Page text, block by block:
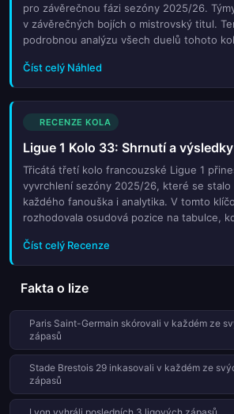
pro závěrečnou fázi sezóny 2025/26.
v závěrečných bojích o mistrovský titul.
podrobnou analýzu všech duelů tohoto
Zaměřujeme se na hlavní favority i
body. Poskytujeme strategické pohledy
jednotlivé zápasy ovlivnit konečné pořadí
najdou také expertní tipy a předpovědi
analytiků sledoval všechny důležité
nejpřesnější informace. Připravte se na
sezóny s naším komplexním přehledem,
všemi důležitými událostmi tohoto kola
Číst celý Náhled
RECENZE KOLA
Ligue 1 Kolo 33: Shrnutí a
Třicátá třetí kolo francouzské Ligue 1
vyvrchlení sezóny 2025/26, které se stalo
každého fanouška i analytika. V tomto
rozhodovala osudová pozice na tabulce,
zachování místa mezi elitou. Zápasové
překvapení, gólových hody i
ukázaly kvalitu současné francouzské ligy.
duel tohoto kola přinesl nejen tři body pro
odhalil slabiny favoritů před finálním
ukazují vysokou míru střelecké efektivity
proměnlivost týmů. Tento souhrn vám
výpovědi trenérů po zápasech. Zjistěte,
evropských pohárech a kteří týmy musí v
bojovat za každý bod. Nenechte si ujít
Číst celý Recenze
Fakta o lize
Paris Saint-Germain skórovali v každém ze
zápasů
Stade Brestois 29 inkasovali v každém ze
zápasů
Lyon vyhráli posledních 3 ligových zápasů